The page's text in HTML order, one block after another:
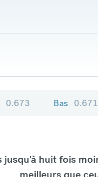
0.673 Bas 0.671
jusqu'à huit fois
meilleurs que